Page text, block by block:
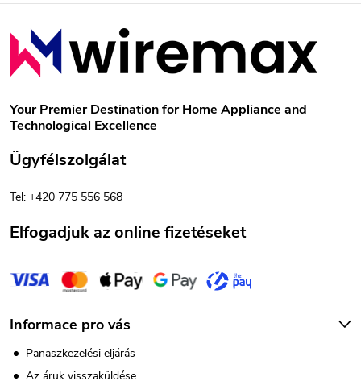
L
á
b
é
c
Your Premier Destination for Home Appliance and
Technological Excellence
Ügyfélszolgálat
Tel: +420 775 556 568
Elfogadjuk az online fizetéseket
Informace pro vás
Panaszkezelési eljárás
Az áruk visszaküldése